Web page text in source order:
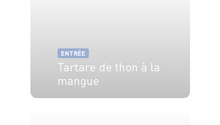
ENTRÉE
Tartare de thon à la
mangue